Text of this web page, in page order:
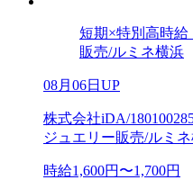
短期×特別高時
販売/ルミネ横浜
08月06日UP
株式会社iDA/
ジュエリー販売/ルミ
時給1,600円〜1,700円